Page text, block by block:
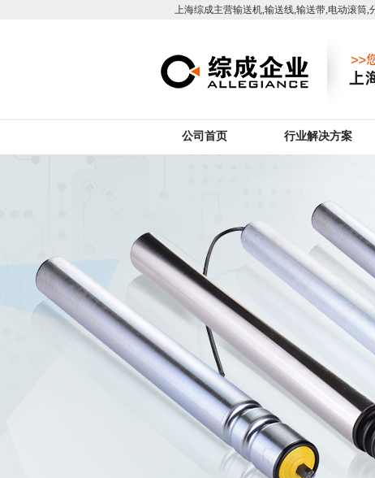
上海综成主营输送机,输送线,输送带,电动滚筒
公司首页 行业解决方案